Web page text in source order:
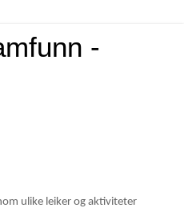
-
ulike leiker og aktiviteter